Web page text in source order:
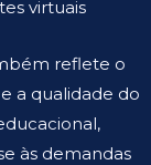
virtuais
reflete o
a qualidade do
às demandas